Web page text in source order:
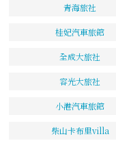
青海旅社
桂妃汽車旅館
全成大旅社
容光大旅社
小港汽車旅館
柴山卡布里villa